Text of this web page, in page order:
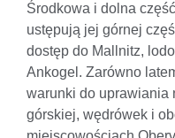
Środkowa i dolna
ustępują jej górnej
dostęp do Mallnitz,
Ankogel. Zarówno
warunki do uprawiania
górskiej, wędrówek i